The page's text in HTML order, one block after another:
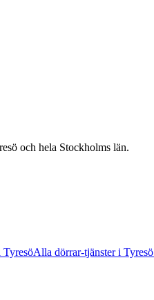
och hela Stockholms län.
TyresöAlla dörrar-tjänsteri Tyresö